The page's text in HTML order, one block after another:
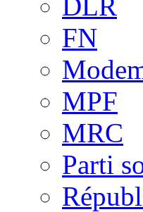
FN
MPF
MRC
Parti